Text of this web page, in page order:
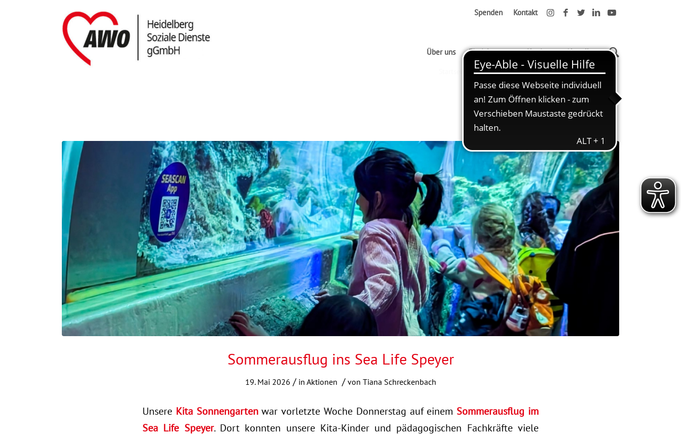
Spenden Kontakt
Über uns Einrichtungen Karriere Aktuelles
Sommerausflug ins Sea Life Speyer
Sommerausflug ins Sea Life Speyer
19. Mai 2026 / in Aktionen / von Tiana Schreckenbach
Unsere Kita Sonnengartenwar vorletzte Woche Donnerstag auf einem Sommerausflug im
Sea Life Speyer. Dort konnten unsere Kita-Kinder und pädagogischen Fachkräfte viele